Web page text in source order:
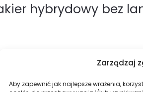
Zarządzaj
Aby zapewnić jak najlepsze wrażenia,
hybrydowy bez